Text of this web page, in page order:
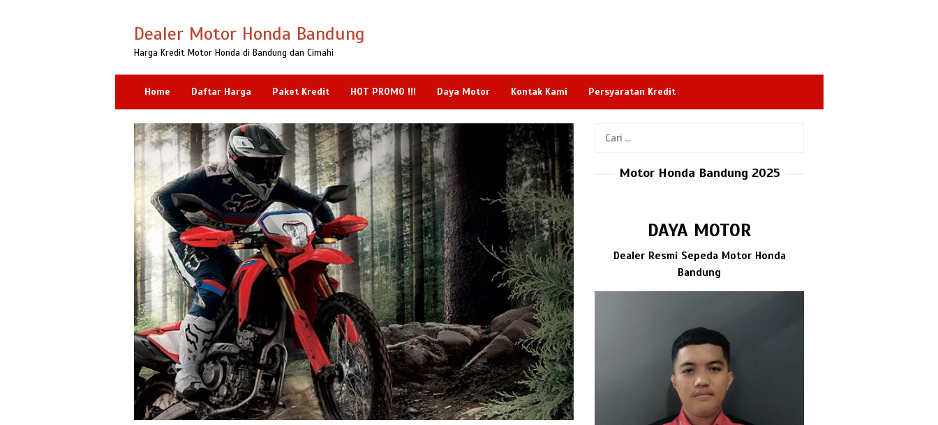
kontenDealer Motor Honda Bandung
Harga Kredit Motor Honda di Bandung dan Cimahi
Home Daftar Harga Paket Kredit HOT PROMO !!! Daya Motor Kontak Kami Persyaratan Kredit
Cari
Motor Honda Bandung 2025
DAYA MOTOR
Dealer Resmi Sepeda Motor Honda
Bandung